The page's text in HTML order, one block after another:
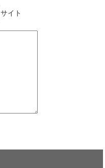
サイト